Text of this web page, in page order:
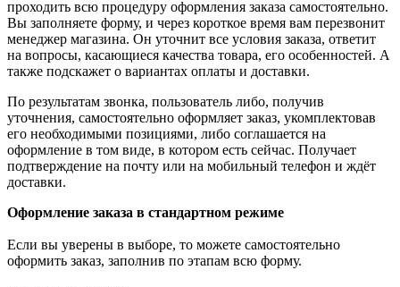
проходить всю процедуру оформления заказа самостоятельно.
Вы заполняете форму, и через короткое время вам перезвонит
менеджер магазина. Он уточнит все условия заказа, ответит
на вопросы, касающиеся качества товара, его особенностей. А
также подскажет о вариантах оплаты и доставки.
По результатам звонка, пользователь либо, получив
уточнения, самостоятельно оформляет заказ, укомплектовав
его необходимыми позициями, либо соглашается на
оформление в том виде, в котором есть сейчас. Получает
подтверждение на почту или на мобильный телефон и ждёт
доставки.
Оформление заказа в стандартном режиме
Если вы уверены в выборе, то можете самостоятельно
оформить заказ, заполнив по этапам всю форму.